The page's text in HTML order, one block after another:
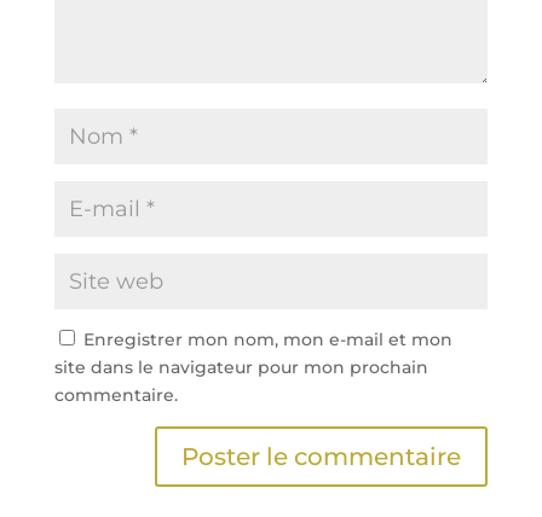
Enregistrer mon nom, mon e-mail et mon
site dans le navigateur pour mon prochain
commentaire.